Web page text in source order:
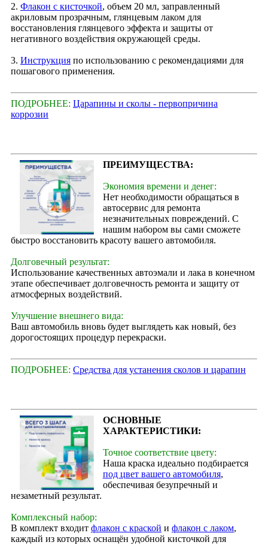
2. Флакон с кисточкой, объем 20 мл, заправленный
акриловым прозрачным, глянцевым лаком для
восстановления глянцевого эффекта и защиты от
негативного воздействия окружающей среды.
3. Инструкция по использованию с рекомендациями для
пошагового применения.
ПОДРОБНЕЕ: Царапины и сколы - первопричина
коррозии
ПРЕИМУЩЕСТВА:
Экономия времени и денег:
Нет необходимости обращаться в
автосервис для ремонта
незначительных повреждений. С
нашим набором вы сами сможете
быстро восстановить красоту вашего автомобиля.
Долговечный результат:
Использование качественных автоэмали и лака в конечном
этапе обеспечивает долговечность ремонта и защиту от
атмосферных воздействий.
Улучшение внешнего вида:
Ваш автомобиль вновь будет выглядеть как новый, без
дорогостоящих процедур перекраски.
ПОДРОБНЕЕ: Средства для устанения сколов и царапин
ОСНОВНЫЕ
ХАРАКТЕРИСТИКИ:
Точное соответствие цвету:
Наша краска идеально подбирается
под цвет вашего автомобиля,
обеспечивая безупречный и
незаметный результат.
Комплексный набор:
В комплект входит флакон с краской и флакон с лаком,
каждый из которых оснащён удобной кисточкой для